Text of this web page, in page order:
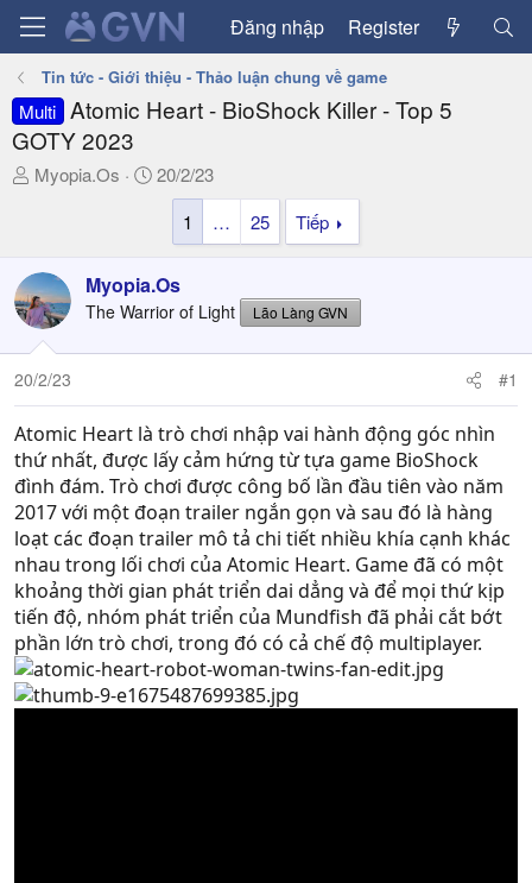
Đăng nhập Register
Tin tức - Giới thiệu - Thảo luận chung về game
Multi Atomic Heart - BioShock Killer - Top 5
GOTY 2023
T
a
d
s
t
a
e
r
Myopia.Os
N
g
ử
i
20/2/23
1
… 25 Tiếp
Myopia.Os
The Warrior of Light Lão Làng GVN
20/2/23 #1
Atomic Heart là trò chơi nhập vai hành động góc nhìn
thứ nhất, được lấy cảm hứng từ tựa game BioShock
đình đám. Trò chơi được công bố lần đầu tiên vào năm
2017 với một đoạn trailer ngắn gọn và sau đó là hàng
loạt các đoạn trailer mô tả chi tiết nhiều khía cạnh khác
nhau trong lối chơi của Atomic Heart. Game đã có một
khoảng thời gian phát triển dai dẳng và để mọi thứ kịp
tiến độ, nhóm phát triển của Mundfish đã phải cắt bớt
phần lớn trò chơi, trong đó có cả chế độ multiplayer.